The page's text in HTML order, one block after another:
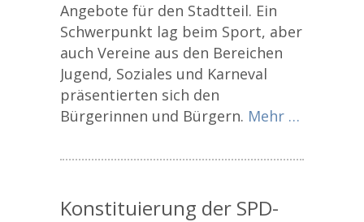
Angebote für den Stadtteil. Ein
Schwerpunkt lag beim Sport, aber
auch Vereine aus den Bereichen
Jugend, Soziales und Karneval
präsentierten sich den
Bürgerinnen und Bürgern. Mehr …
Konstituierung der SPD-